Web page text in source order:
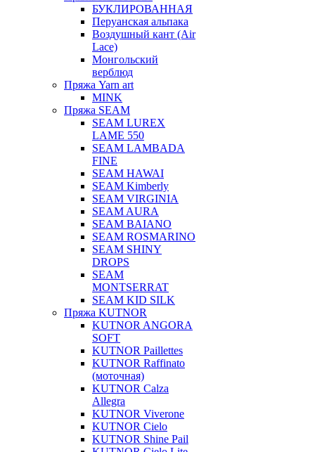
БУКЛИРОВАННАЯ
Перуанская альпака
Воздушный кант (Air
Lace)
Монгольский
верблюд
Пряжа Yarn art
MINK
Пряжа SEAM
SEAM LUREX
LAME 550
SEAM LAMBADA
FINE
SEAM HAWAI
SEAM Kimberly
SEAM VIRGINIA
SEAM AURA
SEAM BAIANO
SEAM ROSMARINO
SEAM SHINY
DROPS
SEAM
MONTSERRAT
SEAM KID SILK
Пряжа KUTNOR
KUTNOR ANGORA
SOFT
KUTNOR Paillettes
KUTNOR Raffinato
(моточная)
KUTNOR Calza
Allegra
KUTNOR Viverone
KUTNOR Cielo
KUTNOR Shine Pail